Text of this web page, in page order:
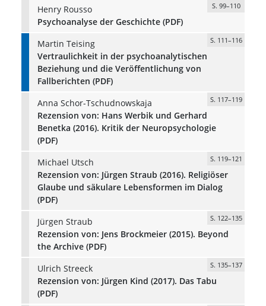
Henry Rousso
S. 99–110
Psychoanalyse der Geschichte (PDF)
Martin Teising
S. 111–116
Vertraulichkeit in der psychoanalytischen
Beziehung und die Veröffentlichung von
Fallberichten (PDF)
Anna Schor-Tschudnowskaja
S. 117–119
Rezension von: Hans Werbik und Gerhard
Benetka (2016). Kritik der Neuropsychologie
(PDF)
Michael Utsch
S. 119–121
Rezension von: Jürgen Straub (2016). Religiöser
Glaube und säkulare Lebensformen im Dialog
(PDF)
Jürgen Straub
S. 122–135
Rezension von: Jens Brockmeier (2015). Beyond
the Archive (PDF)
Ulrich Streeck
S. 135–137
Rezension von: Jürgen Kind (2017). Das Tabu
(PDF)